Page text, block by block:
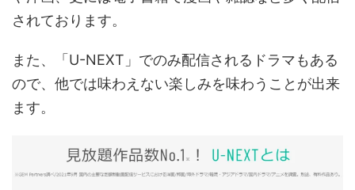
されております。
また、「U-NEXT」でのみ配信されるドラマもある
ので、他では味わえない楽しみを味わうことが出来
ます。